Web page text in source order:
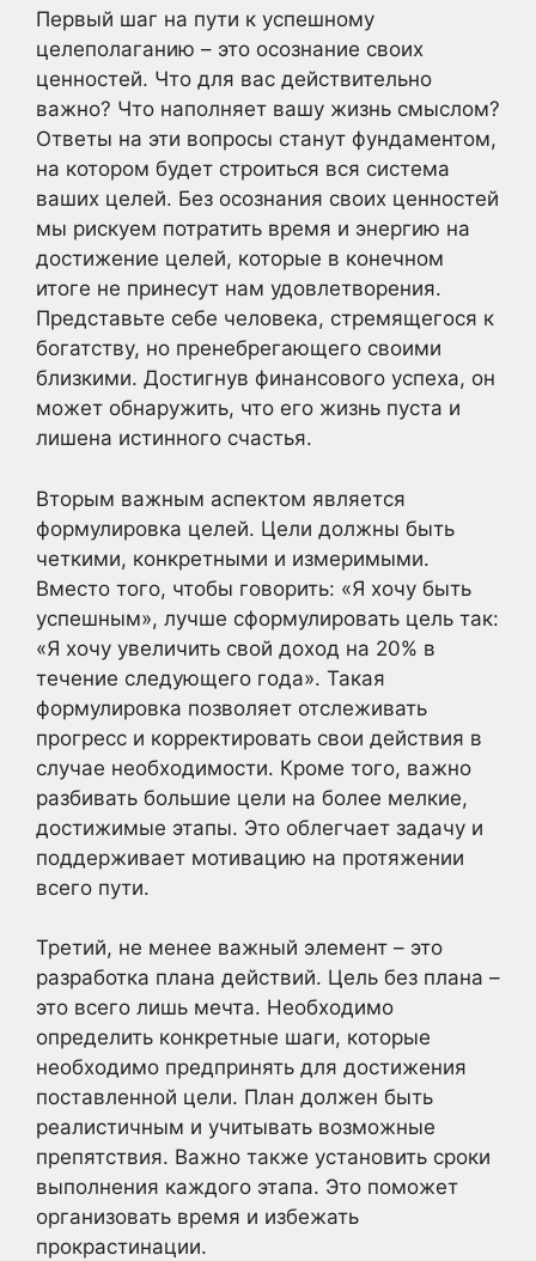
Первый шаг на пути к успешному
целеполаганию – это осознание своих
ценностей. Что для вас действительно
важно? Что наполняет вашу жизнь смыслом?
Ответы на эти вопросы станут фундаментом,
на котором будет строиться вся система
ваших целей. Без осознания своих ценностей
мы рискуем потратить время и энергию на
достижение целей, которые в конечном
итоге не принесут нам удовлетворения.
Представьте себе человека, стремящегося к
богатству, но пренебрегающего своими
близкими. Достигнув финансового успеха, он
может обнаружить, что его жизнь пуста и
лишена истинного счастья.
Вторым важным аспектом является
формулировка целей. Цели должны быть
четкими, конкретными и измеримыми.
Вместо того, чтобы говорить: «Я хочу быть
успешным», лучше сформулировать цель так:
«Я хочу увеличить свой доход на 20% в
течение следующего года». Такая
формулировка позволяет отслеживать
прогресс и корректировать свои действия в
случае необходимости. Кроме того, важно
разбивать большие цели на более мелкие,
достижимые этапы. Это облегчает задачу и
поддерживает мотивацию на протяжении
всего пути.
Третий, не менее важный элемент – это
разработка плана действий. Цель без плана –
это всего лишь мечта. Необходимо
определить конкретные шаги, которые
необходимо предпринять для достижения
поставленной цели. План должен быть
реалистичным и учитывать возможные
препятствия. Важно также установить сроки
выполнения каждого этапа. Это поможет
организовать время и избежать
прокрастинации.